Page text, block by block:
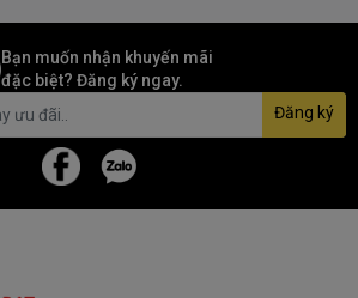
Bạn muốn nhận khuyến mãi
đặc biệt? Đăng ký ngay.
Đăng ký